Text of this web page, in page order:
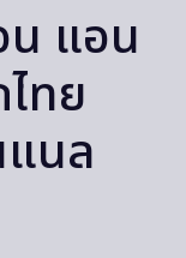
แอน
ทย
แนล